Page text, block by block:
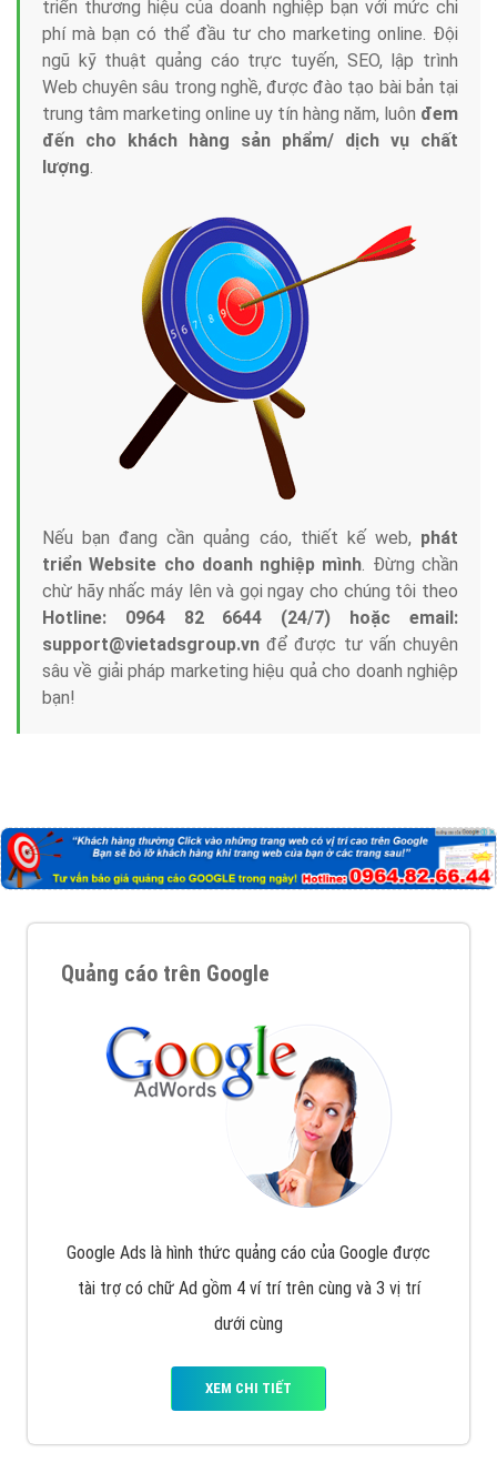
triển thương hiệu của doanh nghiệp bạn với mức chi
phí mà bạn có thể đầu tư cho marketing online. Đội
ngũ kỹ thuật quảng cáo trực tuyến, SEO, lập trình
Web chuyên sâu trong nghề, được đào tạo bài bản tại
trung tâm marketing online uy tín hàng năm, luôn đem
đến cho khách hàng sản phẩm/ dịch vụ chất
lượng.
Nếu bạn đang cần quảng cáo, thiết kế web, phát
triển Website cho doanh nghiệp mình. Đừng chần
chừ hãy nhấc máy lên và gọi ngay cho chúng tôi theo
Hotline: 0964 82 6644 (24/7) hoặc email:
support@vietadsgroup.vn để được tư vấn chuyên
sâu về giải pháp marketing hiệu quả cho doanh nghiệp
bạn!
Quảng cáo trên Google
Google Ads là hình thức quảng cáo của Google được
tài trợ có chữ Ad gồm 4 ví trí trên cùng và 3 vị trí
dưới cùng
XEM CHI TIẾT